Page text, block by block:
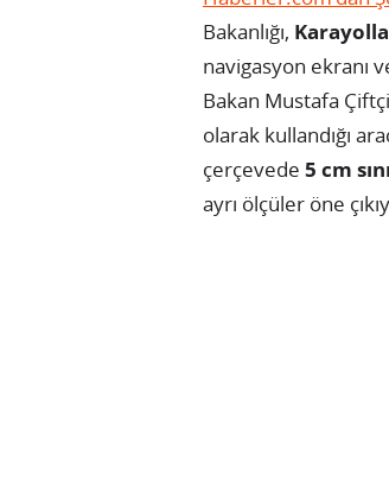
Bakanlığı,
navigasyon ekranı
Bakan Mustafa
olarak kullandığı
çerçevede 5 cm
ayrı ölçüler öne